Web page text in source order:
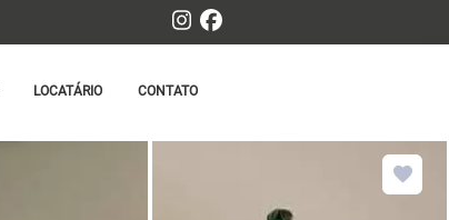
LOCATÁRIO CONTATO